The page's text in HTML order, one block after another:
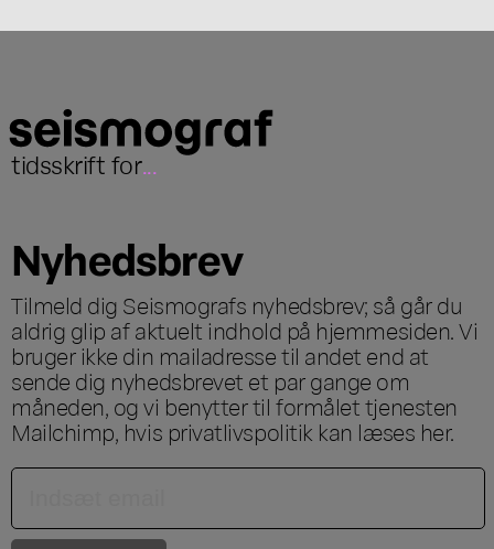
tidsskrift for...
Nyhedsbrev
Tilmeld dig Seismografs nyhedsbrev; så går du
aldrig glip af aktuelt indhold på hjemmesiden. Vi
bruger ikke din mailadresse til andet end at
sende dig nyhedsbrevet et par gange om
måneden, og vi benytter til formålet tjenesten
Mailchimp, hvis privatlivspolitik kan læses her.